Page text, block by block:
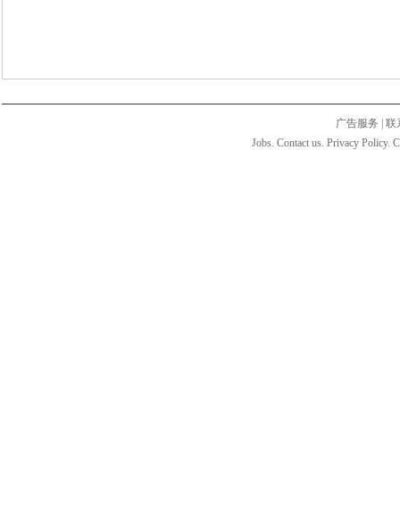
广告服务
联
Jobs. Contact us. Privacy Policy.